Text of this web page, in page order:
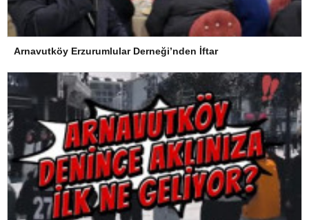
Arnavutköy Erzurumlular Derneği’nden İftar